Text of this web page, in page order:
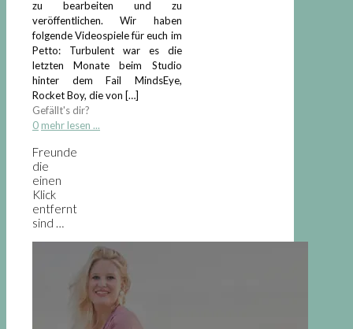
zu bearbeiten und zu
veröffentlichen. Wir haben
folgende Videospiele für euch im
Petto: Turbulent war es die
letzten Monate beim Studio
hinter dem Fail MindsEye,
Rocket Boy, die von […]
Gefällt's dir?
0 mehr lesen ...
Freunde
die
einen
Klick
entfernt
sind …